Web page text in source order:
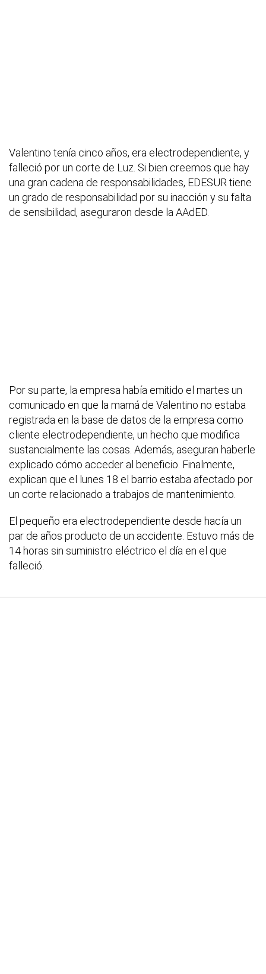
Valentino tenía cinco años, era electrodependiente, y
falleció por un corte de Luz. Si bien creemos que hay
una gran cadena de responsabilidades, EDESUR tiene
un grado de responsabilidad por su inacción y su falta
de sensibilidad, aseguraron desde la AAdED.
Por su parte, la empresa había emitido el martes un
comunicado en que la mamá de Valentino no estaba
registrada en la base de datos de la empresa como
cliente electrodependiente, un hecho que modifica
sustancialmente las cosas. Además, aseguran haberle
explicado cómo acceder al beneficio. Finalmente,
explican que el lunes 18 el barrio estaba afectado por
un corte relacionado a trabajos de mantenimiento.
El pequeño era electrodependiente desde hacía un
par de años producto de un accidente. Estuvo más de
14 horas sin suministro eléctrico el día en el que
falleció.